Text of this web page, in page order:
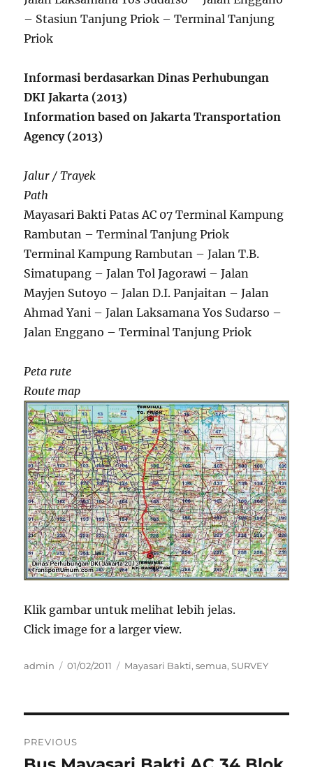
– Stasiun Tanjung Priok – Terminal Tanjung
Priok
Informasi berdasarkan Dinas Perhubungan
DKI Jakarta (2013)
Information based on Jakarta Transportation
Agency (2013)
Jalur / Trayek
Path
Mayasari Bakti Patas AC 07 Terminal Kampung
Rambutan – Terminal Tanjung Priok
Terminal Kampung Rambutan – Jalan T.B.
Simatupang – Jalan Tol Jagorawi – Jalan
Mayjen Sutoyo – Jalan D.I. Panjaitan – Jalan
Ahmad Yani – Jalan Laksamana Yos Sudarso –
Jalan Enggano – Terminal Tanjung Priok
Peta rute
Route map
Klik gambar untuk melihat lebih jelas.
Click image for a larger view.
Author
admin
Posted
01/02/2011 Categories
Mayasari Bakti,semua,SURVEY
navigation
PREVIOUS
Previous